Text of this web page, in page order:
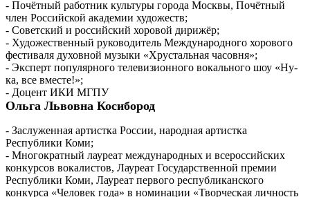
- Почётный работник культуры города Москвы, Почётный
член Российской академии художеств;
- Советский и российский хоровой дирижёр;
- Художественный руководитель Международного хорового
фестиваля духовной музыки «Хрустальная часовня»;
- Эксперт популярного телевизионного вокального шоу «Ну-
ка, все вместе!»;
- Доцент ИКИ МГПУ
Ольга Львовна Косибород
- Заслуженная артистка России, народная артистка
Республики Коми;
- Многократный лауреат международных и всероссийских
конкурсов вокалистов, Лауреат Государственной премии
Республики Коми, Лауреат первого республиканского
конкурса «Человек года» в номинации «Творческая личность